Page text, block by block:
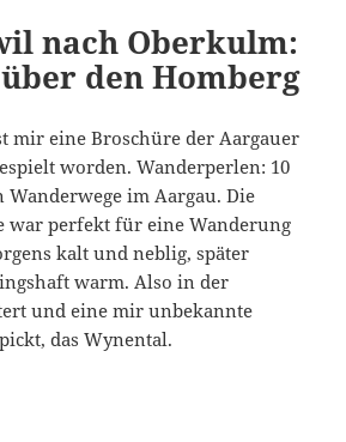
nach Oberkulm:
den Homberg
mir eine Broschüre der Aargauer
worden. Wanderperlen: 10
Wanderwege im Aargau. Die
war perfekt für eine Wanderung
kalt und neblig, später
warm. Also in der
und eine mir unbekannte
das Wynental.
Im Nebel über den Homberg